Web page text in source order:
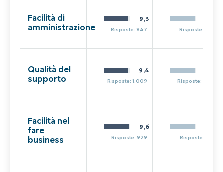
Facilità di
amministrazione
9,3
Risposte: 947 Risposte: 317
Qualità del
supporto
9,4
Risposte: 1.009 Risposte: 320
Facilità nel
fare
business
9,6
Risposte: 929 Risposte: 315